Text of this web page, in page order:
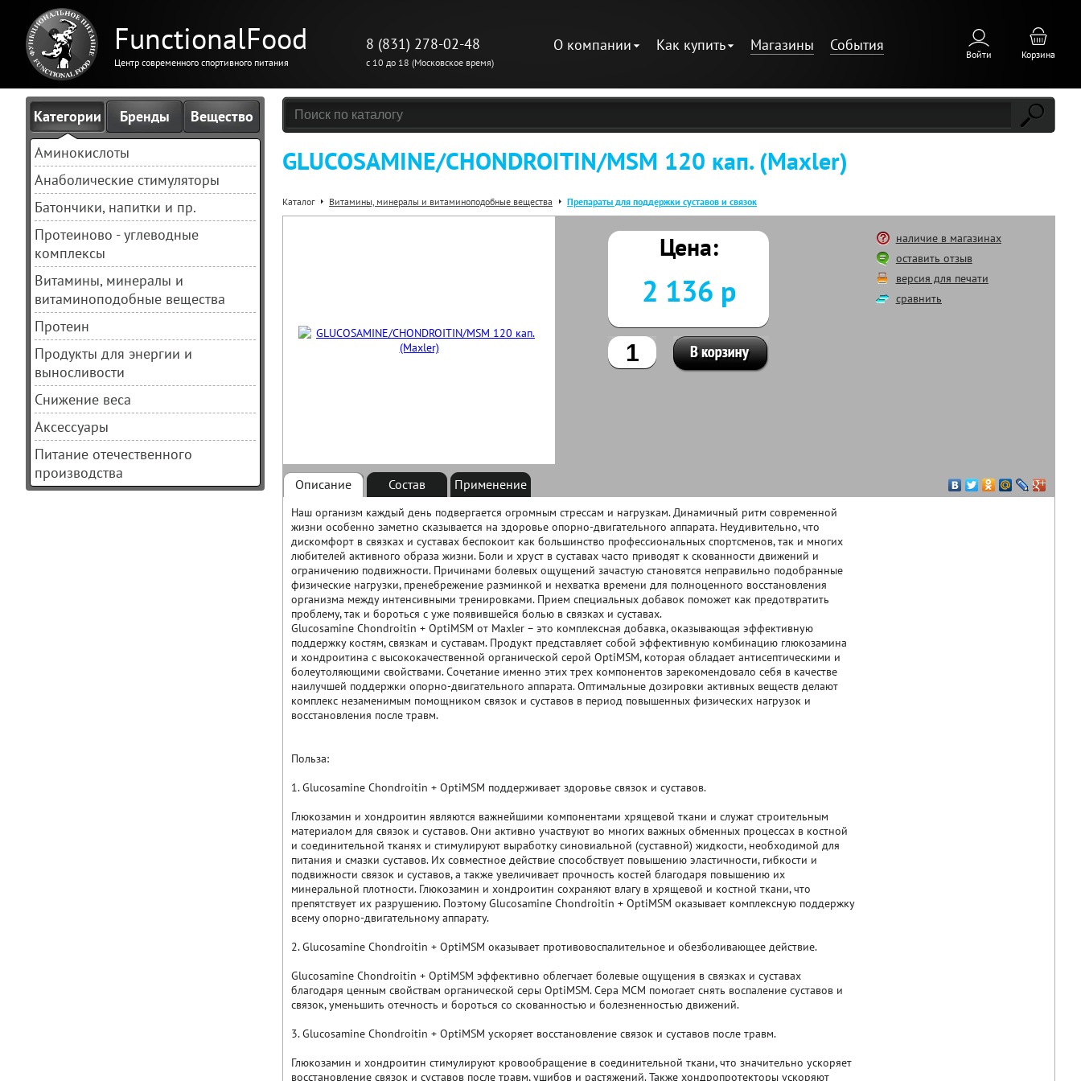
FunctionalFood
Центр современного спортивного питания
8 (831) 278-02-48
с 10 до 18 (Московское время)
О компании Как купить Магазины События
Войти Корзина
Категории Бренды
Вещество
Аминокислоты
Анаболические стимуляторы
Батончики, напитки и пр.
Протеиново - углеводные
комплексы
Витамины, минералы и
витаминоподобные вещества
Протеин
Продукты для энергии и
выносливости
Снижение веса
Аксессуары
Питание отечественного
производства
GLUCOSAMINE/CHONDROITIN/MSM 120 кап. (Maxler)
Каталог Витамины, минералы и витаминоподобные вещества Препараты для поддержки суставов и связок
Цена:
2 136 р
наличие в магазинах
оставить отзыв
версия для печати
сравнить
Описание Состав Применение
Наш организм каждый день подвергается огромным стрессам и нагрузкам. Динамичный ритм современной
жизни особенно заметно сказывается на здоровье опорно-двигательного аппарата. Неудивительно, что
дискомфорт в связках и суставах беспокоит как большинство профессиональных спортсменов, так и многих
любителей активного образа жизни. Боли и хруст в суставах часто приводят к скованности движений и
ограничению подвижности. Причинами болевых ощущений зачастую становятся неправильно подобранные
физические нагрузки, пренебрежение разминкой и нехватка времени для полноценного восстановления
организма между интенсивными тренировками. Прием специальных добавок поможет как предотвратить
проблему, так и бороться с уже появившейся болью в связках и суставах.
Glucosamine Chondroitin + OptiMSM от Maxler – это комплексная добавка, оказывающая эффективную
поддержку костям, связкам и суставам. Продукт представляет собой эффективную комбинацию глюкозамина
и хондроитина с высококачественной органической серой OptiMSM, которая обладает антисептическими и
болеутоляющими свойствами. Сочетание именно этих трех компонентов зарекомендовало себя в качестве
наилучшей поддержки опорно-двигательного аппарата. Оптимальные дозировки активных веществ делают
комплекс незаменимым помощником связок и суставов в период повышенных физических нагрузок и
восстановления после травм.
Польза:
1. Glucosamine Chondroitin + OptiMSM поддерживает здоровье связок и суставов.
Глюкозамин и хондроитин являются важнейшими компонентами хрящевой ткани и служат строительным
материалом для связок и суставов. Они активно участвуют во многих важных обменных процессах в костной
и соединительной тканях и стимулируют выработку синовиальной (суставной) жидкости, необходимой для
питания и смазки суставов. Их совместное действие способствует повышению эластичности, гибкости и
подвижности связок и суставов, а также увеличивает прочность костей благодаря повышению их
минеральной плотности. Глюкозамин и хондроитин сохраняют влагу в хрящевой и костной ткани, что
препятствует их разрушению. Поэтому Glucosamine Chondroitin + OptiMSM оказывает комплексную поддержку
всему опорно-двигательному аппарату.
2. Glucosamine Chondroitin + OptiMSM оказывает противовоспалительное и обезболивающее действие.
Glucosamine Chondroitin + OptiMSM эффективно облегчает болевые ощущения в связках и суставах
благодаря ценным свойствам органической серы OptiMSM. Сера МСМ помогает снять воспаление суставов и
связок, уменьшить отечность и бороться со скованностью и болезненностью движений.
3. Glucosamine Chondroitin + OptiMSM ускоряет восстановление связок и суставов после травм.
Глюкозамин и хондроитин стимулируют кровообращение в соединительной ткани, что значительно ускоряет
восстановление связок и суставов после травм, ушибов и растяжений. Также хондропротекторы ускоряют